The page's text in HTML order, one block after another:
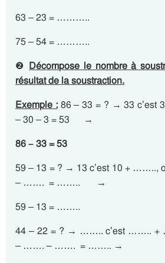
63 – 23 = ………..
75 – 54 = ………..
❷ Décompose le nombre à
résultat de la soustraction.
Exemple :86 – 33 = ? → 33 c’est
– 30 – 3 = 53 →
86 – 33 = 53
59 – 13 = ? → 13 c’est 10 + ……..,
– ……. = …….. →
59 – 13 = ……..
44 – 22 = ? → …….. c’est …….. +
– ……. – ……. = …….. →